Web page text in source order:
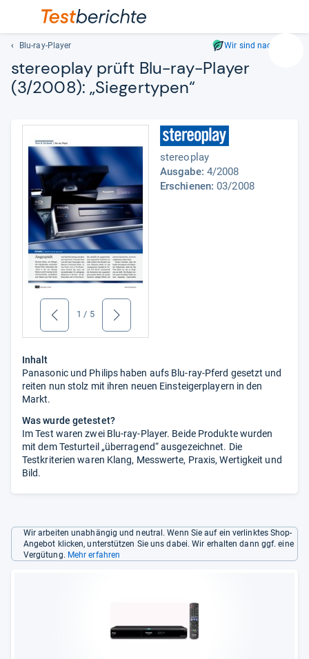
Blu-ray-Player Wir sind nachhaltig
ste­reo­play prüft Blu-​ray-​Player
(3/2008): „Sie­ger­ty­pen“
zurück 1 / 5 weiter
stereoplay
Ausgabe: 4/2008
Erschienen: 03/2008
Inhalt
Panasonic und Philips haben aufs Blu-ray-Pferd gesetzt und
reiten nun stolz mit ihren neuen Einsteigerplayern in den
Markt.
Was wurde getestet?
Im Test waren zwei Blu-ray-Player. Beide Produkte wurden
mit dem Testurteil „überragend“ ausgezeichnet. Die
Testkriterien waren Klang, Messwerte, Praxis, Wertigkeit und
Bild.
Wir arbeiten unabhängig und neutral. Wenn Sie auf ein verlinktes Shop-
Angebot klicken, unterstützen Sie uns dabei. Wir erhalten dann ggf. eine
Vergütung. Mehr erfahren